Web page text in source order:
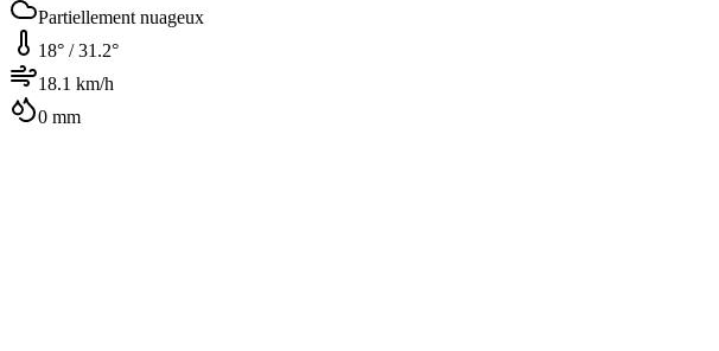
Partiellement nuageux
18° /31.2°
18.1 km/h
0 mm